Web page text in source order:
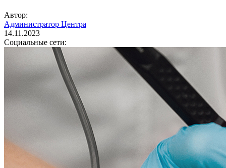
Автор:
Администратор Центра
14.11.2023
Социальные сети: